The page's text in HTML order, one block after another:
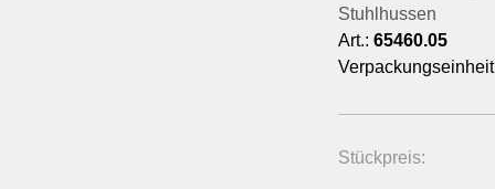
Stuhlhussen
Art.: 65460.05
Stückpreis: